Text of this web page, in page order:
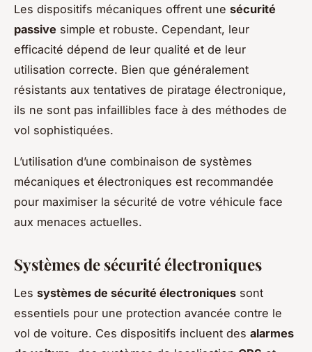
Les dispositifs mécaniques offrent une sécurité
passive simple et robuste. Cependant, leur
efficacité dépend de leur qualité et de leur
utilisation correcte. Bien que généralement
résistants aux tentatives de piratage électronique,
ils ne sont pas infaillibles face à des méthodes de
vol sophistiquées.
L’utilisation d’une combinaison de systèmes
mécaniques et électroniques est recommandée
pour maximiser la sécurité de votre véhicule face
aux menaces actuelles.
Systèmes de sécurité électroniques
Les systèmes de sécurité électroniques sont
essentiels pour une protection avancée contre le
vol de voiture. Ces dispositifs incluent des alarmes